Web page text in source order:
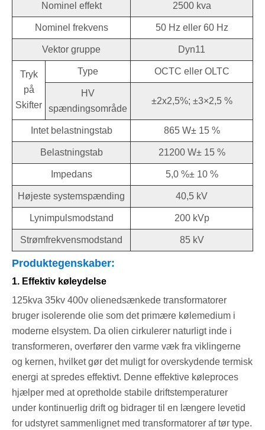
Nominel effekt 2500 kva
Nominel frekvens 50 Hz eller 60 Hz
Vektor gruppe Dyn11
Tryk
på
Skifter
Type OCTC eller OLTC
HV
spændingsområde
±2x2,5%; ±3×2,5 %
Intet belastningstab 865 W± 15 %
Belastningstab 21200 W± 15 %
Impedans 5,0 %± 10 %
Højeste systemspænding 40,5 kV
Lynimpulsmodstand 200 kVp
Strømfrekvensmodstand 85 kV
Produktegenskaber:
1. Effektiv køleydelse
125kva 35kv 400v olienedsænkede transformatorer
bruger isolerende olie som det primære kølemedium i
moderne elsystem. Da olien cirkulerer naturligt inde i
transformeren, overfører den varme væk fra viklingerne
og kernen, hvilket gør det muligt for overskydende termisk
energi at spredes effektivt. Denne effektive køleproces
hjælper med at opretholde stabile driftstemperaturer
under kontinuerlig drift og bidrager til en længere levetid
for udstyret sammenlignet med transformatorer af tør type.